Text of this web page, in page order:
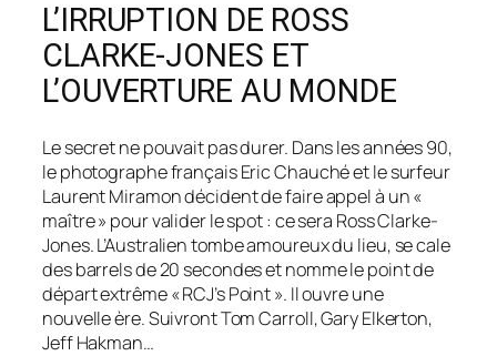
L’IRRUPTION DE ROSS
CLARKE-JONES ET
L’OUVERTURE AU MONDE
Le secret ne pouvait pas durer. Dans les années 90,
le photographe français Eric Chauché et le surfeur
Laurent Miramon décident de faire appel à un «
maître » pour valider le spot : ce sera Ross Clarke-
Jones. L’Australien tombe amoureux du lieu, se cale
des barrels de 20 secondes et nomme le point de
départ extrême « RCJ’s Point ». Il ouvre une
nouvelle ère. Suivront Tom Carroll, Gary Elkerton,
Jeff Hakman…